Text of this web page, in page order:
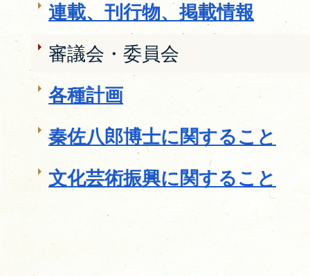
連載、刊行物、掲載情報
審議会・委員会
各種計画
秦佐八郎博士に関すること
文化芸術振興に関すること